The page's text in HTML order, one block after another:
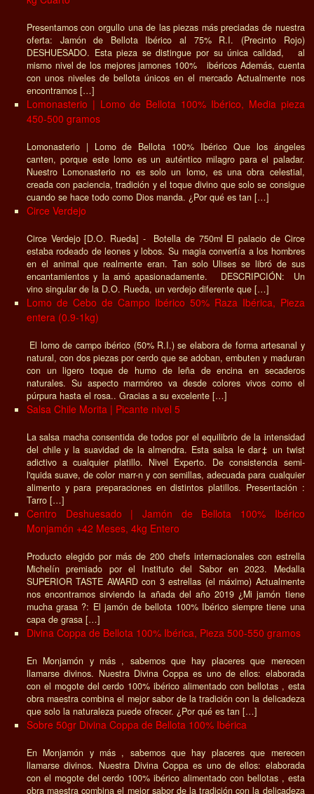
Presentamos con orgullo una de las piezas más preciadas de nuestra
oferta: Jamón de Bellota Ibérico al 75% R.I. (Precinto Rojo)
DESHUESADO. Esta pieza se distingue por su única calidad, al
mismo nivel de los mejores jamones 100% ibéricos Además, cuenta
con unos niveles de bellota únicos en el mercado Actualmente nos
encontramos […]
Lomonasterio | Lomo de Bellota 100% Ibérico, Media pieza
450-500 gramos
Lomonasterio | Lomo de Bellota 100% Ibérico Que los ángeles
canten, porque este lomo es un auténtico milagro para el paladar.
Nuestro Lomonasterio no es solo un lomo, es una obra celestial,
creada con paciencia, tradición y el toque divino que solo se consigue
cuando se hace todo como Dios manda. ¿Por qué es tan […]
Circe Verdejo
Circe Verdejo [D.O. Rueda] - Botella de 750ml El palacio de Circe
estaba rodeado de leones y lobos. Su magia convertía a los hombres
en el animal que realmente eran. Tan solo Ulises se libró de sus
encantamientos y la amó apasionadamente. DESCRIPCIÓN: Un
vino singular de la D.O. Rueda, un verdejo diferente que […]
Lomo de Cebo de Campo Ibérico 50% Raza Ibérica, Pieza
entera (0.9-1kg)
El lomo de campo ibérico (50% R.I.) se elabora de forma artesanal y
natural, con dos piezas por cerdo que se adoban, embuten y maduran
con un ligero toque de humo de leña de encina en secaderos
naturales. Su aspecto marmóreo va desde colores vivos como el
púrpura hasta el rosa.. Gracias a su excelente […]
Salsa Chile Morita | Picante nivel 5
La salsa macha consentida de todos por el equilibrio de la intensidad
del chile y la suavidad de la almendra. Esta salsa le dar‡ un twist
adictivo a cualquier platillo. Nivel Experto. De consistencia semi-
l'quida suave, de color marr-n y con semillas, adecuada para cualquier
alimento y para preparaciones en distintos platillos. Presentación :
Tarro […]
Centro Deshuesado | Jamón de Bellota 100% Ibérico
Monjamón +42 Meses, 4kg Entero
Producto elegido por más de 200 chefs internacionales con estrella
Michelín premiado por el Instituto del Sabor en 2023. Medalla
SUPERIOR TASTE AWARD con 3 estrellas (el máximo) Actualmente
nos encontramos sirviendo la añada del año 2019 ¿Mi jamón tiene
mucha grasa ?: El jamón de bellota 100% Ibérico siempre tiene una
capa de grasa […]
Divina Coppa de Bellota 100% Ibérica, Pieza 500-550 gramos
En Monjamón y más , sabemos que hay placeres que merecen
llamarse divinos. Nuestra Divina Coppa es uno de ellos: elaborada
con el mogote del cerdo 100% ibérico alimentado con bellotas , esta
obra maestra combina el mejor sabor de la tradición con la delicadeza
que solo la naturaleza puede ofrecer. ¿Por qué es tan […]
Sobre 50gr Divina Coppa de Bellota 100% Ibérica
En Monjamón y más , sabemos que hay placeres que merecen
llamarse divinos. Nuestra Divina Coppa es uno de ellos: elaborada
con el mogote del cerdo 100% ibérico alimentado con bellotas , esta
obra maestra combina el mejor sabor de la tradición con la delicadeza